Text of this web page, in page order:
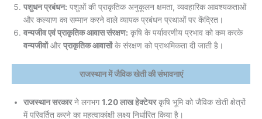
पशुधन प्रबंधन: पशुओं की प्राकृतिक अनुकूलन क्षमता, व्यवहारिक आवश्यकताओं
और कल्याण का सम्मान करने वाले व्यापक प्रबंधन प्रथाओं पर केंद्रित।
वन्यजीव एवं प्राकृतिक आवास संरक्षण: कृषि के पर्यावरणीय प्रभाव को कम करके
वन्यजीवोंऔर प्राकृतिक आवासोंके संरक्षण को प्राथमिकता दी जाती है।
राजस्थान में जैविक खेती की संभावनाएं
राजस्थान सरकारने लगभग1.20 लाख हेक्टेयरकृषि भूमि को जैविक खेती क्षेत्रों
में परिवर्तित करने का महत्वाकांक्षी लक्ष्य निर्धारित किया है।